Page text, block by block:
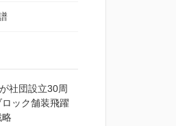
社団設立30周
ック舗装飛躍
戦略